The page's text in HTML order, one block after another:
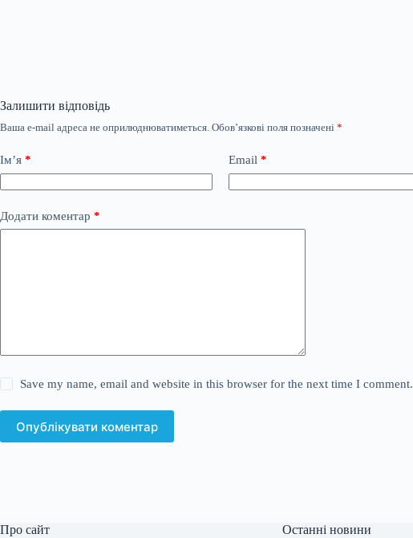
Залишити відповідь
Ваша e-mail адреса не оприлюднюватиметься. Обов’язкові поля позначені *
Ім’я * Email *
Додати коментар *
Save my name, email and website in this browser for the next time I comment.
Опублікувати коментар
Про сайт Останні новини